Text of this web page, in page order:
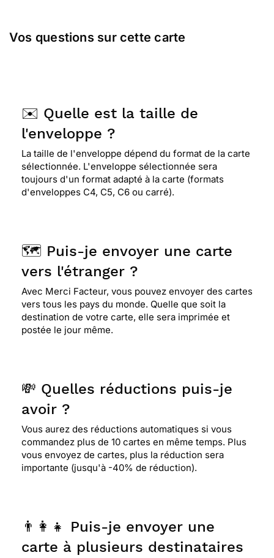
Vos questions sur cette carte
✉️ Quelle est la taille de
l'enveloppe ?
La taille de l'enveloppe dépend du format de la carte
sélectionnée. L'enveloppe sélectionnée sera
toujours d'un format adapté à la carte (formats
d'enveloppes C4, C5, C6 ou carré).
🗺️ Puis-je envoyer une carte
vers l'étranger ?
Avec Merci Facteur, vous pouvez envoyer des cartes
vers tous les pays du monde. Quelle que soit la
destination de votre carte, elle sera imprimée et
postée le jour même.
💸 Quelles réductions puis-je
avoir ?
Vous aurez des réductions automatiques si vous
commandez plus de 10 cartes en même temps. Plus
vous envoyez de cartes, plus la réduction sera
importante (jusqu'à -40% de réduction).
👨‍👩‍👧 Puis-je envoyer une
carte à plusieurs destinataires